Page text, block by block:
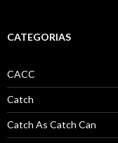
CATEGORIAS
CACC
Catch
Catch As Catch Can